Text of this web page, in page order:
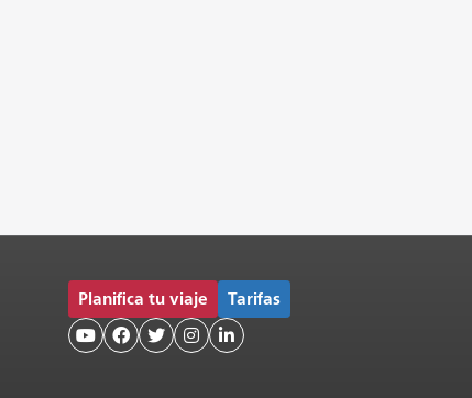
Planifica tu viaje Tarifas
    